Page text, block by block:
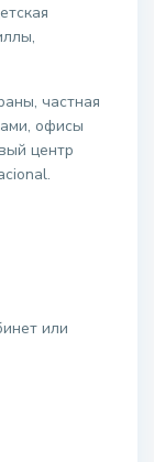
частная
офисы
центр
или